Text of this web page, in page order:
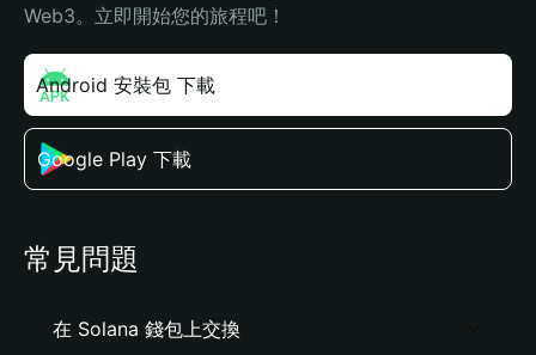
Web3。立即開始您的旅程吧！
Android 安裝包 下載
Google Play 下載
常見問題
在 Solana 錢包上交換